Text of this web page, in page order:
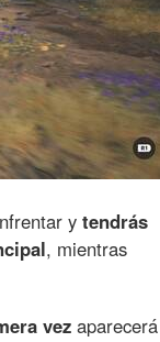
y tendrás
, mientras
vez aparecerá